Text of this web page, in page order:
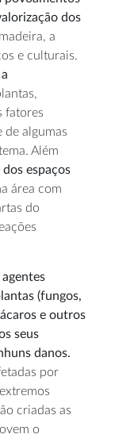
dos
a
e culturais.
fatores
de algumas
Além
espaços
área com
do
(fungos,
e outros
seus
danos.
por
criadas as
o